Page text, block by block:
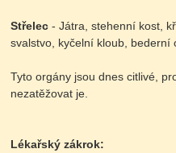
Střelec - Játra, stehenní kost,
svalstvo, kyčelní kloub, bederní
Tyto orgány jsou dnes citlivé,
nezatěžovat je.
Lékařský zákrok: